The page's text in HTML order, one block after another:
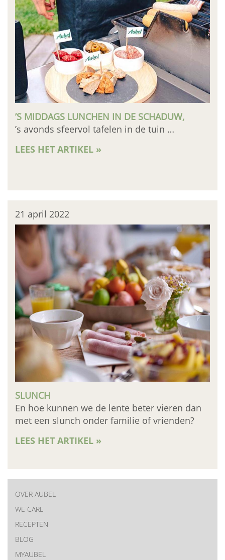
’S MIDDAGS LUNCHEN IN DE SCHADUW,
’s avonds sfeervol tafelen in de tuin …
LEES HET ARTIKEL »
21 april 2022
SLUNCH
En hoe kunnen we de lente beter vieren dan
met een slunch onder familie of vrienden?
LEES HET ARTIKEL »
New
menu
OVER AUBEL
WE CARE
RECEPTEN
BLOG
MYAUBEL